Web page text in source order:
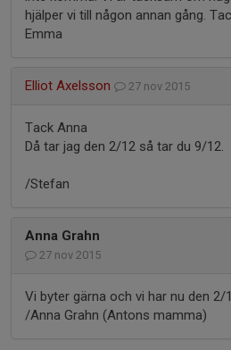
hjälper vi till någon annan gång.
Emma
Elliot Axelsson 27 nov 2015
Tack Anna
Då tar jag den 2/12 så tar du 9/12.
/Stefan
Anna Grahn
27 nov 2015
Vi byter gärna och vi har nu den 2/
/Anna Grahn (Antons mamma)